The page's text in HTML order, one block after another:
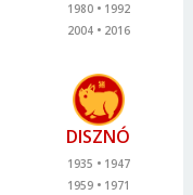
1980
1992
2004
2016
DISZNÓ
1935
1947
1959
1971